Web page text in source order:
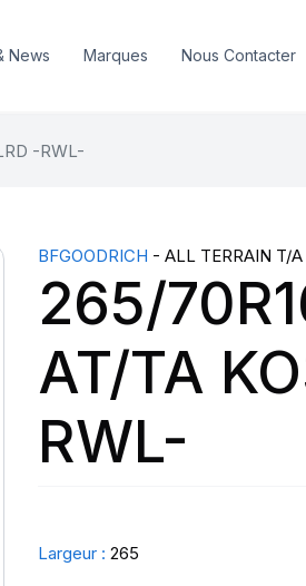
News Marques Nous Contacter
-RWL-
BFGOODRICH - ALL TERRAIN T/A
265/
AT/TA
RWL-
Largeur : 265